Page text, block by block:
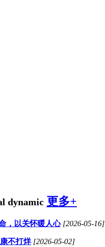
dynamic 更多+
，以关怀暖人心 [2026-05-16]
不打烊 [2026-05-02]